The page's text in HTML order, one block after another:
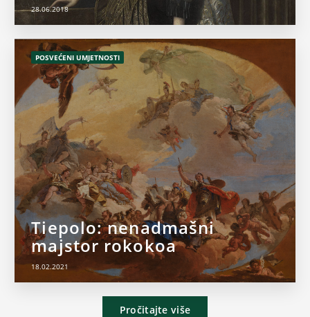
28.06.2018
POSVEĆENI UMJETNOSTI
Tiepolo: nenadmašni
majstor rokokoa
18.02.2021
Pročitajte više